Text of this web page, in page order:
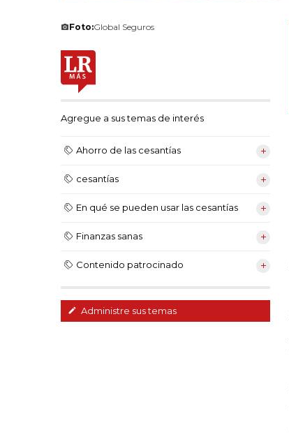
Foto:Global Seguros
Agregue a sus temas de interés
Ahorro de las cesantías
cesantías
En qué se pueden usar las cesantías
Finanzas sanas
Contenido patrocinado
Administre sus temas